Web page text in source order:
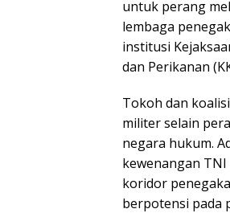
untuk perang
lembaga
institusi
dan Perikanan
Tokoh dan
militer selain
negara hukum.
kewenangan
koridor
berpotensi pada